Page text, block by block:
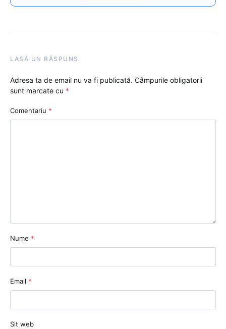
LASĂ UN RĂSPUNS
Adresa ta de email nu va fi publicată. Câmpurile obligatorii
sunt marcate cu *
Comentariu *
Nume *
Email *
Sit web